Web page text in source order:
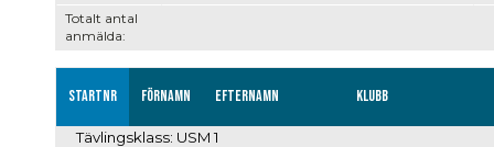
Totalt antal
anmälda:
Startnr Förnamn Efternamn Klubb
Tävlingsklass: USM 1